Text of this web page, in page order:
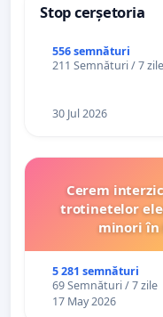
Stop cerșetoria
556 semnături
211 Semnături / 7 zile
30 Jul 2026
Cerem
trotinetelor
minori în
5 281 semnături
69 Semnături / 7 zile
17 May 2026